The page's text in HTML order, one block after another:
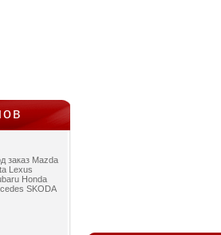
заказ Mazda
Lexus
Honda
SKODA